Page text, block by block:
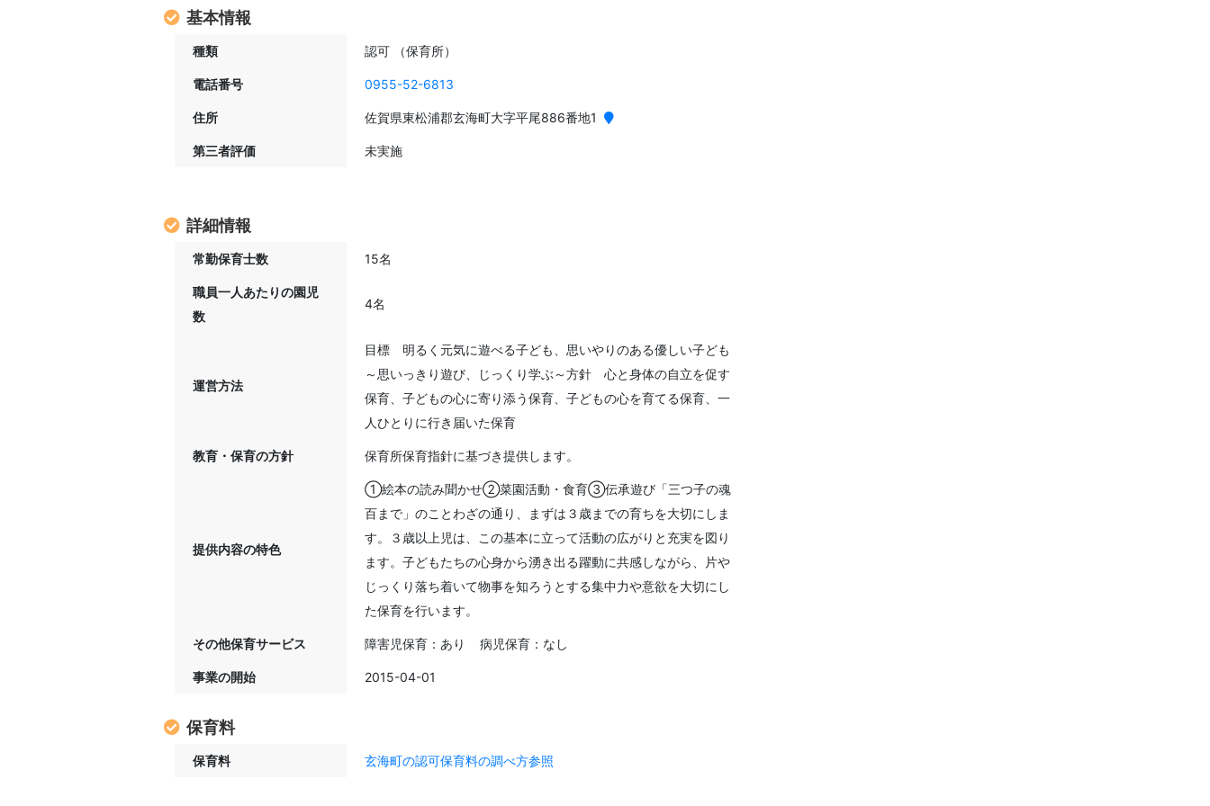
基本情報
種類 認可 （保育所）
電話番号 0955-52-6813
住所 佐賀県東松浦郡玄海町大字平尾886番地1
第三者評価 未実施
詳細情報
常勤保育士数 15名
職員一人あたりの園児
数
4名
運営方法
目標 明るく元気に遊べる子ども、思いやりのある優しい子ども
～思いっきり遊び、じっくり学ぶ～方針 心と身体の自立を促す
保育、子どもの心に寄り添う保育、子どもの心を育てる保育、一
人ひとりに行き届いた保育
教育・保育の方針 保育所保育指針に基づき提供します。
提供内容の特色
①絵本の読み聞かせ②菜園活動・食育③伝承遊び「三つ子の魂
百まで」のことわざの通り、まずは３歳までの育ちを大切にしま
す。３歳以上児は、この基本に立って活動の広がりと充実を図り
ます。子どもたちの心身から湧き出る躍動に共感しながら、片や
じっくり落ち着いて物事を知ろうとする集中力や意欲を大切にし
た保育を行います。
その他保育サービス 障害児保育：あり 病児保育：なし
事業の開始 2015-04-01
保育料
保育料 玄海町の認可保育料の調べ方参照